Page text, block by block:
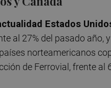
Estados
al 27% del pasado año,
norteamericanos
de Ferrovial, frente al